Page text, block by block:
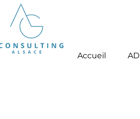
Accueil